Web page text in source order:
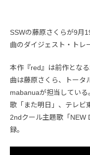
SSWの藤原さくらが9月
曲のダイジェスト・トレ
本作『red』は前作とな
曲は藤原さくら、トータ
mabanuaが担当してい
歌「また明日」、テレビ
2ndクール主題歌「NEW
録。